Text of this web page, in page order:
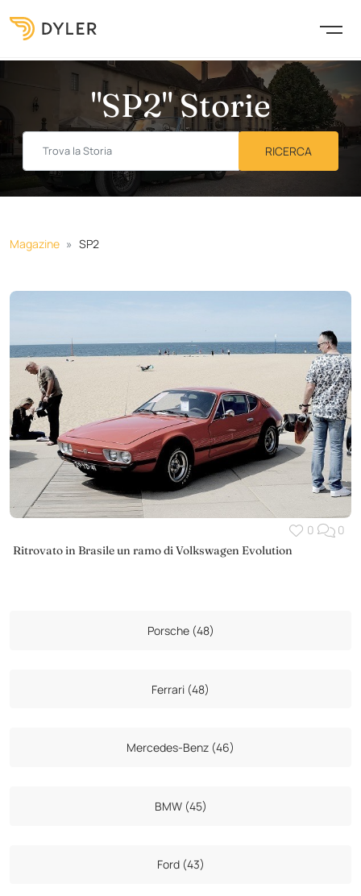
"SP2" Storie
Magazine SP2
0 0
Ritrovato in Brasile un ramo di Volkswagen Evolution
Porsche (48)
Ferrari (48)
Mercedes-Benz (46)
BMW (45)
Ford (43)